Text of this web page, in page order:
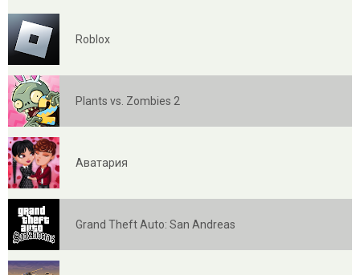
Roblox
Plants vs. Zombies 2
Аватария
Grand Theft Auto: San Andreas